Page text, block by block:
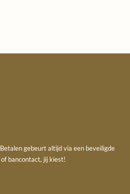
gebeurt altijd via een beveiligde
bancontact, jij kiest!